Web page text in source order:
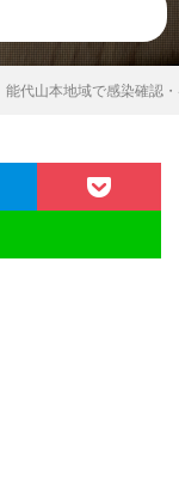
能代山本地域で感染確認